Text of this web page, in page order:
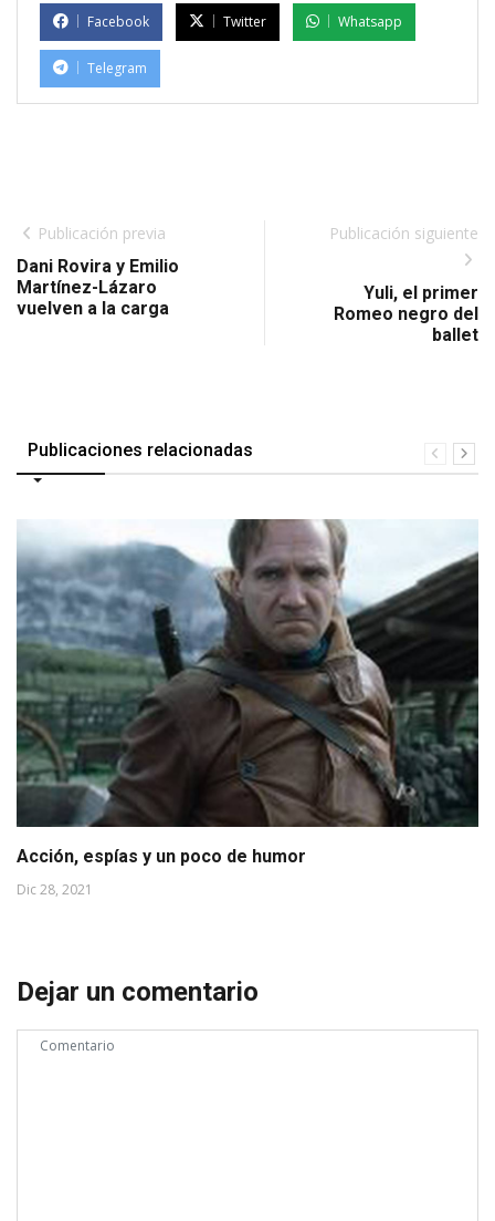
Facebook Twitter Whatsapp
Telegram
Publicación previa
Dani Rovira y Emilio
Martínez-Lázaro
vuelven a la carga
Publicación siguiente
Yuli, el primer
Romeo negro del
ballet
Publicaciones relacionadas
Acción, espías y un poco de humor
Dic 28, 2021
Dejar un comentario